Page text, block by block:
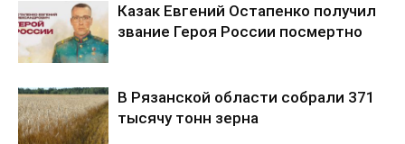
Казак Евгений Остапенко получил
звание Героя России посмертно
В Рязанской области собрали 371
тысячу тонн зерна